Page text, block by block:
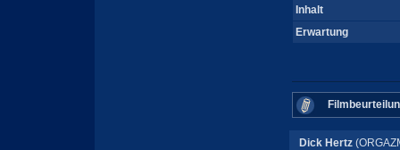
Inhalt
Erwartung
Dick Hertz